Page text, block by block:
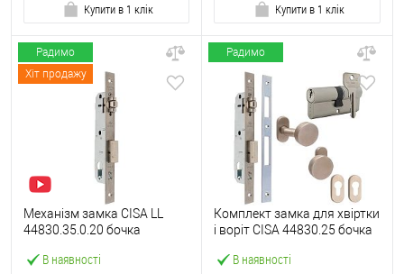
Купити в 1 клік Купити в 1 клік
Радимо
Хіт продажу
В наявності
Механізм замка CISA LL
44830.35.0.20 бочка
нержавіюча сталь
Радимо
В наявності
Комплект замка для хвіртки
і воріт CISA 44830.25 бочка
60 мм та ручками